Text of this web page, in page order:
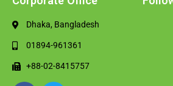
Dhaka, Bangladesh
01894-961361
+88-02-8415757